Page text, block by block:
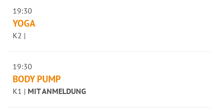
19:30
YOGA
K2 |
19:30
BODY PUMP
K1 | MIT ANMELDUNG